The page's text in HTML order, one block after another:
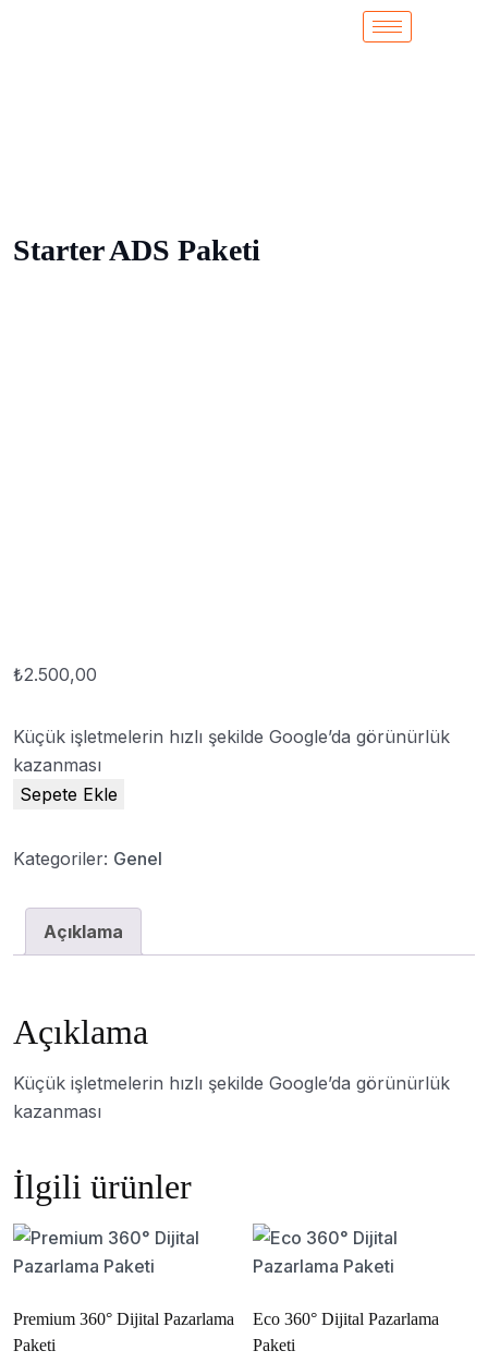
Starter ADS Paketi
₺2.500,00
Küçük işletmelerin hızlı şekilde Google’da görünürlük
kazanması
Sepete Ekle
Kategoriler: Genel
Açıklama
Açıklama
Küçük işletmelerin hızlı şekilde Google’da görünürlük
kazanması
İlgili ürünler
Premium 360° Dijital Pazarlama
Paketi
Eco 360° Dijital Pazarlama
Paketi